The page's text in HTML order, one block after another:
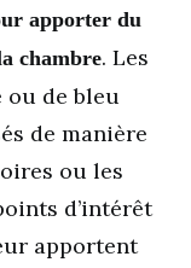
apporter du
chambre. Les
ou de bleu
de manière
ou les
d’intérêt
apportent